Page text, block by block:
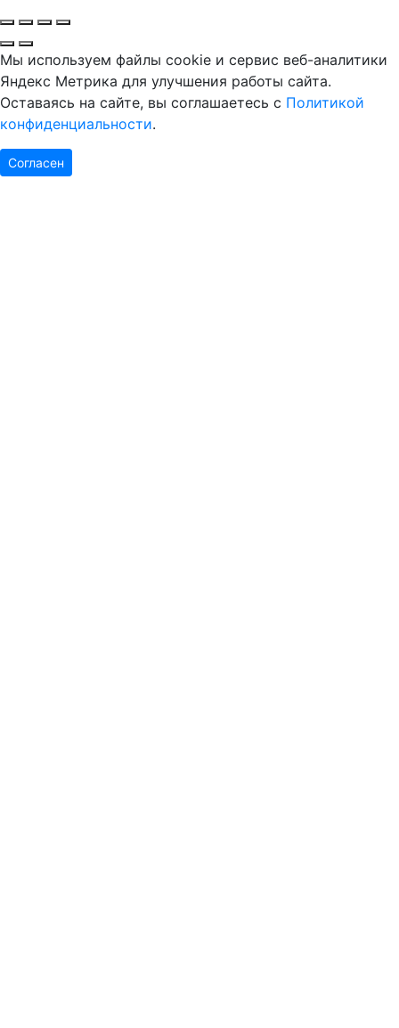
Мы используем файлы cookie и сервис веб-аналитики
Яндекс Метрика для улучшения работы сайта.
Оставаясь на сайте, вы соглашаетесь с Политикой
конфиденциальности.
Согласен